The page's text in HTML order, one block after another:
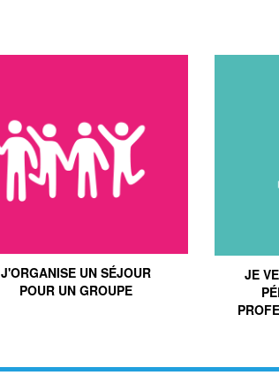
J'ORGANISE UN SÉJOUR
POUR UN GROUPE
JE